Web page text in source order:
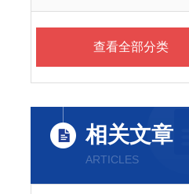
查看全部分类
相关文章
ARTICLES